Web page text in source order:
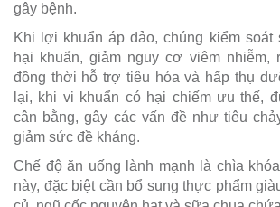
gây bệnh.
Khi lợi khuẩn áp đảo, chúng kiểm soát
hại khuẩn, giảm nguy cơ viêm nhiễm,
đồng thời hỗ trợ tiêu hóa và hấp thụ
lại, khi vi khuẩn có hại chiếm ưu thế,
cân bằng, gây các vấn đề như tiêu
giảm sức đề kháng.
Chế độ ăn uống lành mạnh là chìa
này, đặc biệt cần bổ sung thực phẩm